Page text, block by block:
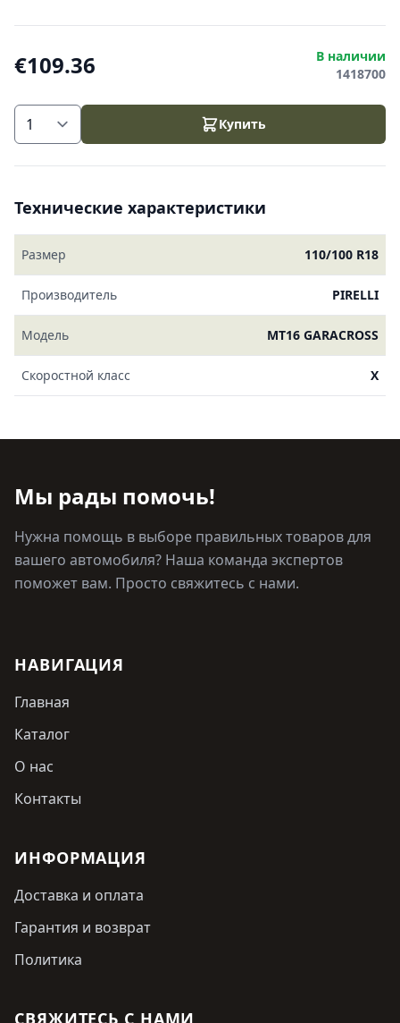
€109.36
В наличии
1418700
Купить
Технические характеристики
Размер 110/100 R18
Производитель PIRELLI
Модель MT16 GARACROSS
Скоростной класс X
Мы рады помочь!
Нужна помощь в выборе правильных товаров для
вашего автомобиля? Наша команда экспертов
поможет вам. Просто свяжитесь с нами.
НАВИГАЦИЯ
Главная
Каталог
О нас
Контакты
ИНФОРМАЦИЯ
Доставка и оплата
Гарантия и возврат
Политика
СВЯЖИТЕСЬ С НАМИ